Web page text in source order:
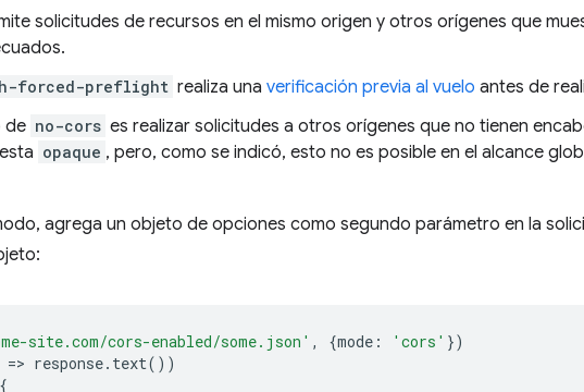
solicitudes de recursos en el mismo origen y otros orígenes que
forced-preflight realiza una verificación previa al vuelo antes de
de no-cors es realizar solicitudes a otros orígenes que no tienen
opaque , pero, como se indicó, esto no es posible en el alcance
agrega un objeto de opciones como segundo parámetro en la
site.com/cors-enabled/some.json' , {mode : 'cors' })
=> response. text())
{